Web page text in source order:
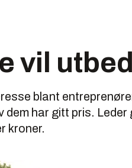
vil
blant
dem har gitt pris.
kroner.